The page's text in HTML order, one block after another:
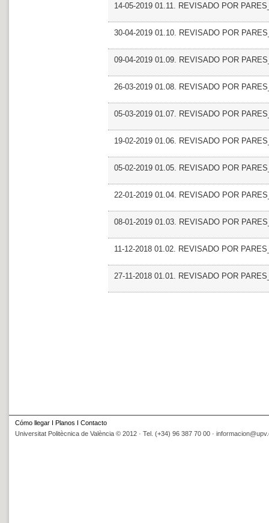
14-05-2019 01.11. REVISADO POR
30-04-2019 01.10. REVISADO POR
09-04-2019 01.09. REVISADO POR
26-03-2019 01.08. REVISADO POR
05-03-2019 01.07. REVISADO POR
19-02-2019 01.06. REVISADO POR
05-02-2019 01.05. REVISADO POR
22-01-2019 01.04. REVISADO POR
08-01-2019 01.03. REVISADO POR
11-12-2018 01.02. REVISADO POR
27-11-2018 01.01. REVISADO POR
Cómo llegar Planos
Contacto
Universitat Politècnica de València © 2012 · Tel. (+34) 96 387 70 00 ·